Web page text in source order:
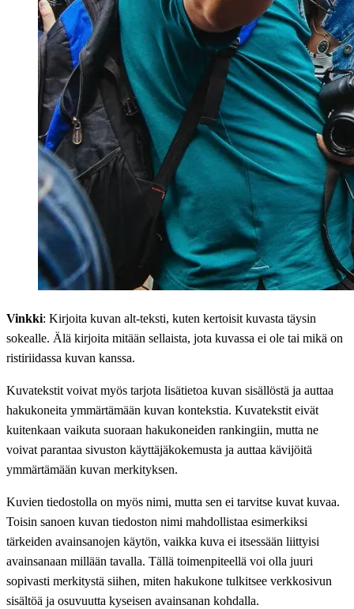
Vinkki: Kirjoita kuvan alt-teksti, kuten kertoisit kuvasta täysin
sokealle. Älä kirjoita mitään sellaista, jota kuvassa ei ole tai mikä on
ristiriidassa kuvan kanssa.
Kuvatekstit voivat myös tarjota lisätietoa kuvan sisällöstä ja auttaa
hakukoneita ymmärtämään kuvan kontekstia. Kuvatekstit eivät
kuitenkaan vaikuta suoraan hakukoneiden rankingiin, mutta ne
voivat parantaa sivuston käyttäjäkokemusta ja auttaa kävijöitä
ymmärtämään kuvan merkityksen.
Kuvien tiedostolla on myös nimi, mutta sen ei tarvitse kuvat kuvaa.
Toisin sanoen kuvan tiedoston nimi mahdollistaa esimerkiksi
tärkeiden avainsanojen käytön, vaikka kuva ei itsessään liittyisi
avainsanaan millään tavalla. Tällä toimenpiteellä voi olla juuri
sopivasti merkitystä siihen, miten hakukone tulkitsee verkkosivun
sisältöä ja osuvuutta kyseisen avainsanan kohdalla.